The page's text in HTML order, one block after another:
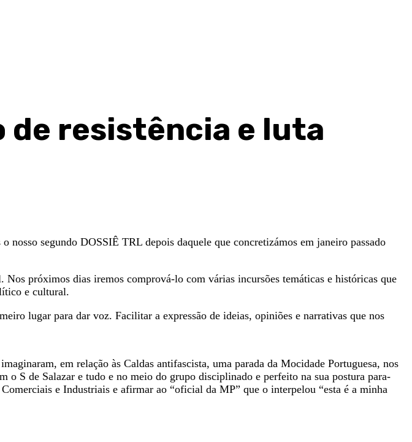
de resistência e luta
nosso segundo DOSSIÊ TRL depois daquele que concretizámos em janeiro passado
próximos dias iremos comprová-lo com várias incursões temáticas e históricas que
e cultural.
lugar para dar voz. Facilitar a expressão de ideias, opiniões e narrativas que nos
em relação às Caldas antifascista, uma parada da Mocidade Portuguesa, nos
o S de Salazar e tudo e no meio do grupo disciplinado e perfeito na sua postura para-
e Industriais e afirmar ao “oficial da MP” que o interpelou “esta é a minha